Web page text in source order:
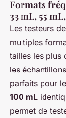
Formats
33 mL, 55
Les testeurs
multiples
tailles les plus
les
parfaits pour
100 mL
permet de